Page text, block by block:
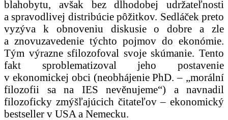
blahobytu, avšak bez dlhodobej udržateľnosti
a spravodlivej distribúcie pôžitkov. Sedláček preto
vyzýva k obnoveniu diskusie o dobre a zle
a znovuzavedenie týchto pojmov do ekonómie.
Tým výrazne sfilozofoval svoje skúmanie. Tento
fakt sproblematizoval jeho postavenie
v ekonomickej obci (neobhájenie PhD. – „morální
filozofii sa na IES nevěnujeme“) a navnadil
filozoficky zmýšľajúcich čitateľov – ekonomický
bestseller v USA a Nemecku.